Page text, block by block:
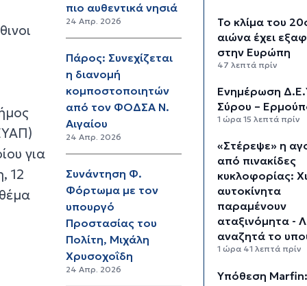
για
12
πιο αυθεντικά νησιά
24 Απρ. 2026
Πάρος: Συνεχίζεται
η διανομή
κομποστοποιητών
από τον ΦΟΔΣΑ Ν.
Αιγαίου
24 Απρ. 2026
Συνάντηση Φ.
Φόρτωμα με τον
υπουργό
Προστασίας του
Πολίτη, Μιχάλη
Χρυσοχοΐδη
24 Απρ. 2026
Το κλίμα του
αιώνα έχει
στην Ευρώπη
47 λεπτά πρίν
Ενημέρωση
Σύρου –
1 ώρα 15 λεπτά πρίν
«Στέρεψε» η
από πινακίδες
κυκλοφορίας:
αυτοκίνητα
παραμένουν
αταξινόμητα -
αναζητά το
1 ώρα 41 λεπτά πρίν
Υπόθεση